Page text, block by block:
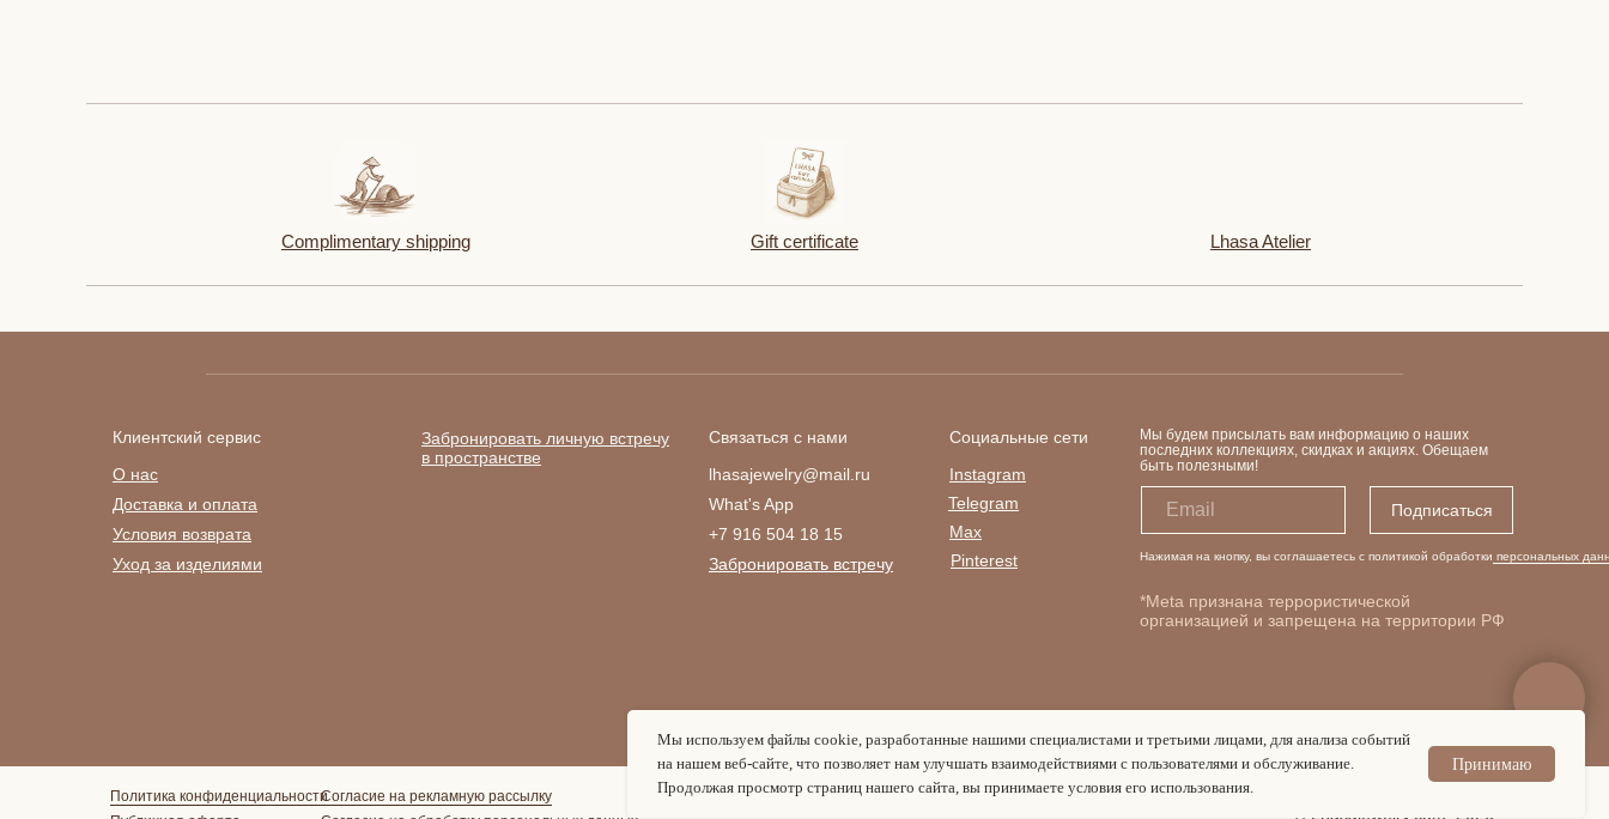
Мы используем файлы cookie, разработанные нашими специалистами и третьими лицами, для анализа событий
на нашем веб-сайте, что позволяет нам улучшать взаимодействиями с пользователями и обслуживание.
Продолжая просмотр страниц нашего сайта, вы принимаете условия его использования.
Принимаю
Gift certificate
Complimentary shipping Lhasa Atelier
Подписаться
О нас
Клиентский сервис
Доставка и оплата
Условия возврата
Мы будем присылать вам информацию о наших
последних коллекциях, скидках и акциях. Обещаем
быть полезными!
Нажимая на кнопку, вы соглашаетесь с политикой обработки персональных
Уход за изделиями
Политика конфиденциальности
© Lhasajewelry.com, 2026.
*Meta признана террористической
организацией и запрещена на территории РФ
lhasajewelry@mail.ru
Связаться с нами
What's App
+7 916 504 18 15
Забронировать встречу
Instagram
Социальные сети
Telegram
Max
Pinterest
Согласие на рекламную рассылку
Забронировать личную встречу
в пространстве